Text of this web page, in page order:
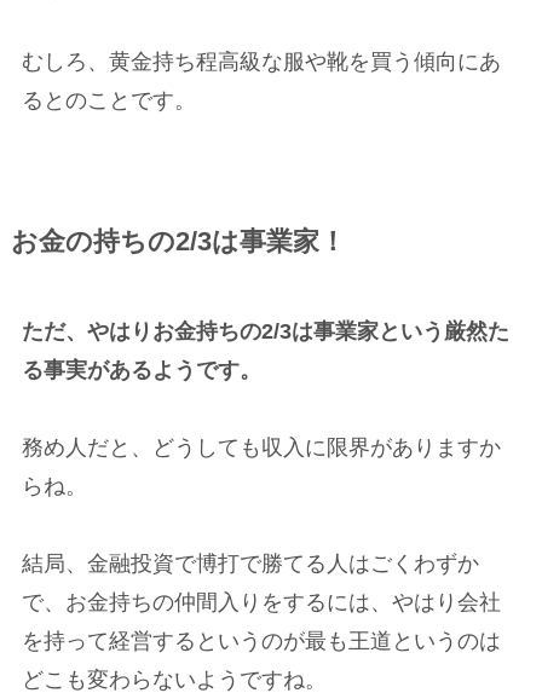
むしろ、黄金持ち程高級な服や靴を買う傾向にあ
るとのことです。
お金の持ちの2/3は事業家！
ただ、やはりお金持ちの2/3は事業家という厳然た
る事実があるようです。
務め人だと、どうしても収入に限界がありますか
らね。
結局、金融投資で博打で勝てる人はごくわずか
で、お金持ちの仲間入りをするには、やはり会社
を持って経営するというのが最も王道というのは
どこも変わらないようですね。